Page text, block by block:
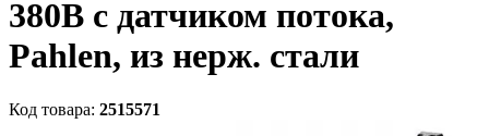
380В с датчиком потока,
Pahlen, из нерж. стали
Код товара: 2515571